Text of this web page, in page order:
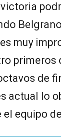
victoria
muy
primeros
de
actual lo
el equipo